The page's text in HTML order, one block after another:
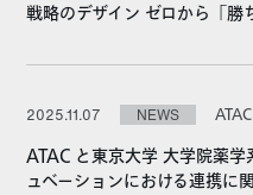
戦略のデザイン ゼロから「
2025.11.07 NEWS ATAC
ATAC と東京大学 大学院薬
ュベーションにおける連携に